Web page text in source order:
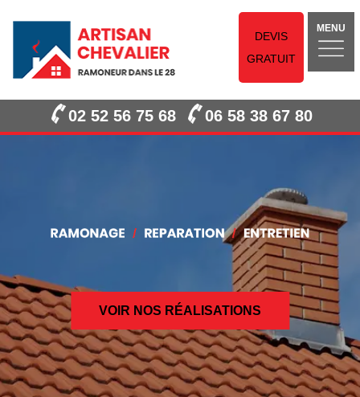
DEVIS
GRATUIT
MENU
02 52 56 75 68 06 58 38 67 80
VOIR NOS RÉALISATIONS